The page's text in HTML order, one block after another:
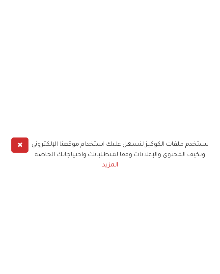
✖
نستخدم ملفات الكوكيز لنسهل عليك استخدام موقعنا الإلكتروني
ونكيف المحتوى والإعلانات وفقا لمتطلباتك واحتياجاتك الخاصة
المزيد